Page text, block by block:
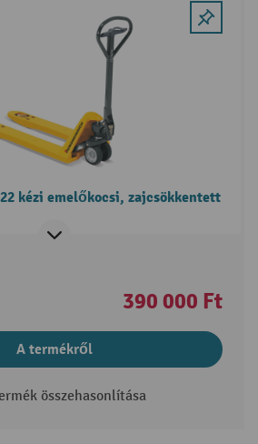
kézi emelőkocsi, zajcsökkentett
390 000 Ft
A termékről
összehasonlítása